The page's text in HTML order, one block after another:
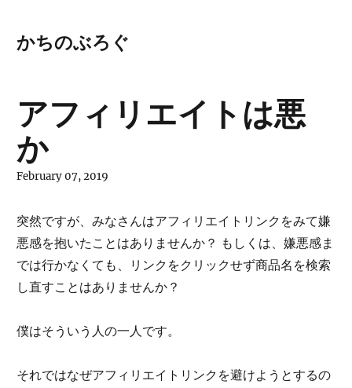
かちのぶろぐ
アフィリエイトは悪
か
February 07, 2019
突然ですが、みなさんはアフィリエイトリンクをみて嫌
悪感を抱いたことはありませんか？ もしくは、嫌悪感ま
では行かなくても、リンクをクリックせず商品名を検索
し直すことはありませんか？
僕はそういう人の一人です。
それではなぜアフィリエイトリンクを避けようとするの